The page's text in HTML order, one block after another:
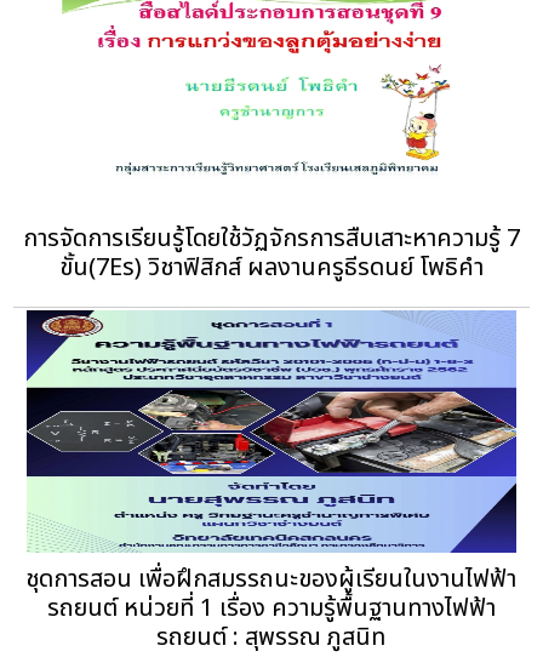
การจัดการเรียนรู้โดยใช้วัฏจักรการสืบเสาะหาความรู้ 7
ขั้น(7Es) วิชาฟิสิกส์ ผลงานครูธีรดนย์ โพธิคำ
ชุดการสอน เพื่อฝึกสมรรถนะของผู้เรียนในงานไฟฟ้า
รถยนต์ หน่วยที่ 1 เรื่อง ความรู้พื้นฐานทางไฟฟ้า
รถยนต์ : สุพรรณ ภูสนิท